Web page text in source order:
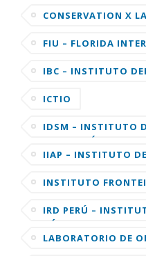
CONSERVATION X
FIU – FLORIDA
IBC – INSTITUTO
ICTIO
IDSM – INSTITUTO
SUSTENTÁVEL
IIAP – INSTITUTO
INSTITUTO
IRD PERÚ –
DÉVELOPPEMENT
LABORATORIO DE